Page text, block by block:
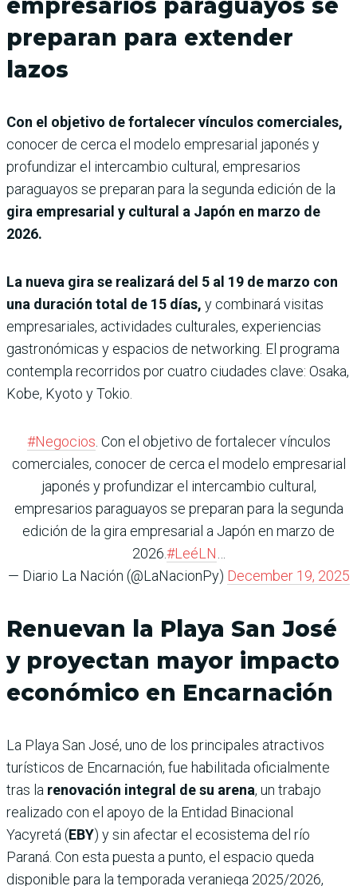
preparan para extender
lazos
Con el objetivo de fortalecer vínculos comerciales,
conocer de cerca el modelo empresarial japonés y
profundizar el intercambio cultural, empresarios
paraguayos se preparan para la segunda edición de la
gira empresarial y cultural a Japón en marzo de
2026.
La nueva gira se realizará del 5 al 19 de marzo con
una duración total de 15 días, y combinará visitas
empresariales, actividades culturales, experiencias
gastronómicas y espacios de networking. El programa
contempla recorridos por cuatro ciudades clave: Osaka,
Kobe, Kyoto y Tokio.
#Negocios . Con el objetivo de fortalecer vínculos
comerciales, conocer de cerca el modelo empresarial
japonés y profundizar el intercambio cultural,
empresarios paraguayos se preparan para la segunda
edición de la gira empresarial a Japón en marzo de
2026.#LeéLN
— Diario La Nación (@LaNacionPy) December 19, 2025
Renuevan la Playa San José
y proyectan mayor impacto
económico en Encarnación
La Playa San José, uno de los principales atractivos
turísticos de Encarnación, fue habilitada oficialmente
tras la renovación integral de su arena, un trabajo
realizado con el apoyo de la Entidad Binacional
Yacyretá (EBY) y sin afectar el ecosistema del río
Paraná. Con esta puesta a punto, el espacio queda
disponible para la temporada veraniega 2025/2026,